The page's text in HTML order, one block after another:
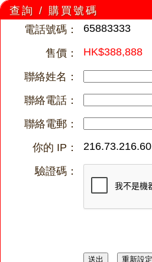
查詢 / 購買號碼
電話號碼：
65883333
售價： HK$388,888
聯絡姓名：
聯絡電話：
聯絡電郵：
你的 IP：
216.73.216.60
驗證碼：